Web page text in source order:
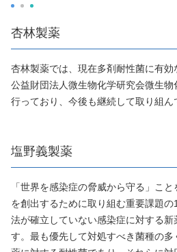
杏林製薬
杏林製薬では、現在多剤耐性菌に有効
公益財団法人微生物化学研究会微生
行っており、今後も継続して取り組ん
塩野義製薬
「世界を感染症の脅威から守る」こ
を創出するために取り組む重要課題
法が確立していない感染症に対する新
す。最も優先して対処すべき菌種の